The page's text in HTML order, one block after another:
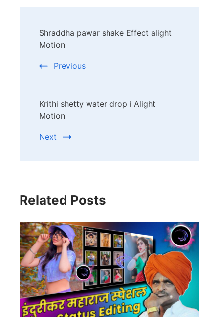
Navigation
Shraddha pawar shake Effect alight
Motion
Previous
Krithi shetty water drop i Alight
Motion
Next
Related Posts